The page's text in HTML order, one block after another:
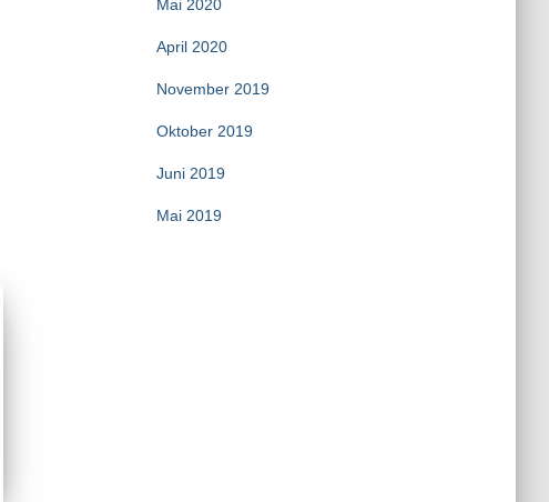
Mai 2020
April 2020
November 2019
Oktober 2019
Juni 2019
Mai 2019